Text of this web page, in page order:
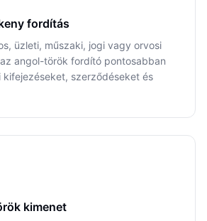
fordítás
üzleti, műszaki, jogi vagy orvosi
angol-török fordító pontosabban
kifejezéseket, szerződéseket és
kimenet